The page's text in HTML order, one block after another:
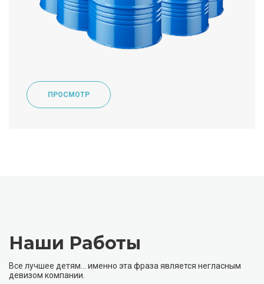
ПРОСМОТР
Наши Работы
Все лучшее детям… именно эта фраза является негласным
девизом компании.